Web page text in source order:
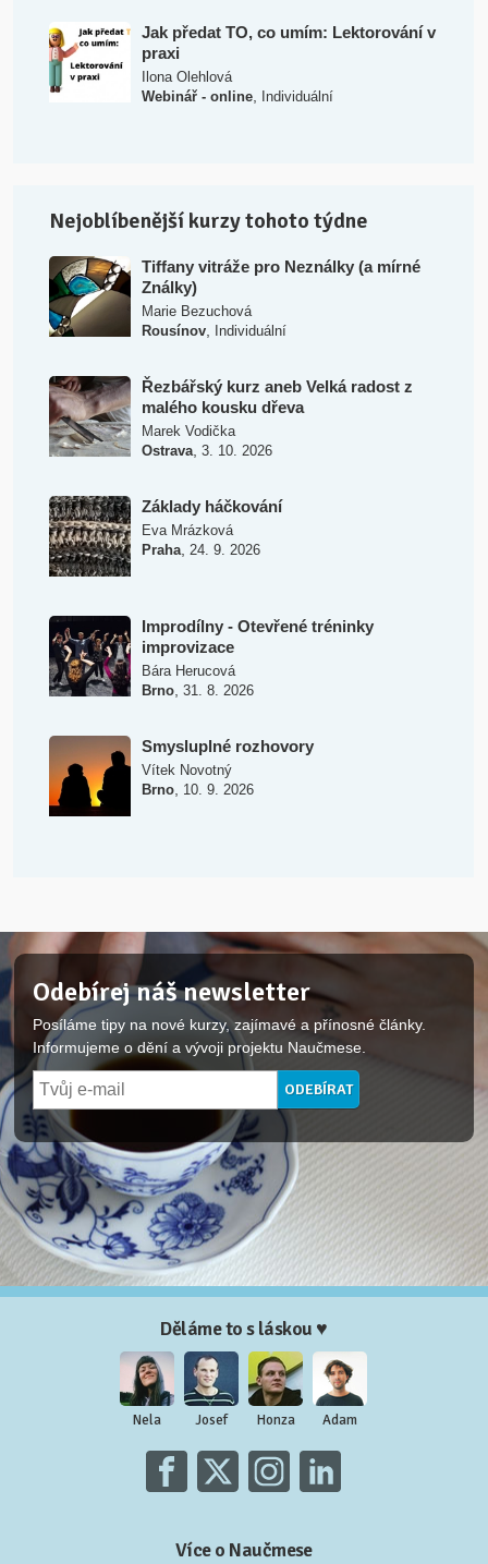
Jak předat TO, co umím: Lektorování v
praxi
Ilona Olehlová
Webinář - online, Individuální
Nejoblíbenější kurzy tohoto týdne
Tiffany vitráže pro Neználky (a mírné
Ználky)
Marie Bezuchová
Rousínov, Individuální
Řezbářský kurz aneb Velká radost z
malého kousku dřeva
Marek Vodička
Ostrava, 3. 10. 2026
Základy háčkování
Eva Mrázková
Praha, 24. 9. 2026
Improdílny - Otevřené tréninky
improvizace
Bára Herucová
Brno, 31. 8. 2026
Smysluplné rozhovory
Vítek Novotný
Brno, 10. 9. 2026
Odebírej náš newsletter
Posíláme tipy na nové kurzy, zajímavé a přínosné články.
Informujeme o dění a vývoji projektu Naučmese.
Děláme to s láskou ♥
Nela Josef Honza Adam
Více o Naučmese